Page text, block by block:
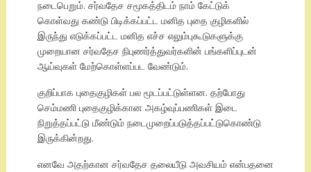
நடைபெறும். சர்வதேச சமூகத்திடம் நாம் கேட்டுக்
கொள்வது கண்டு பிடிக்கப்பட்ட மனித புதை குழிகளில்
இருந்து எடுக்கப்பட்ட மனித எச்ச எலும்புகூடுகளுக்கு
முறையான சர்வதேச நிபுணர்த்துவர்களின் பங்களிப்புடன்
ஆய்வுகள் மேற்கொள்ளப்பட வேண்டும்.
குறிப்பாக புதைகுழிகள் பல மூடப்பட்டுள்ளன. தற்போது
செம்மணி புதைகுழிக்கான அகழ்வுப்பணிகள் இடை
நிறுத்தப்பட்டு மீண்டும் நடைமுறைப்படுத்தப்பட்டுகொண்டு
இருக்கின்றது.
எனவே அதற்கான சர்வதேச தலையீடு அவசியம் என்பதனை